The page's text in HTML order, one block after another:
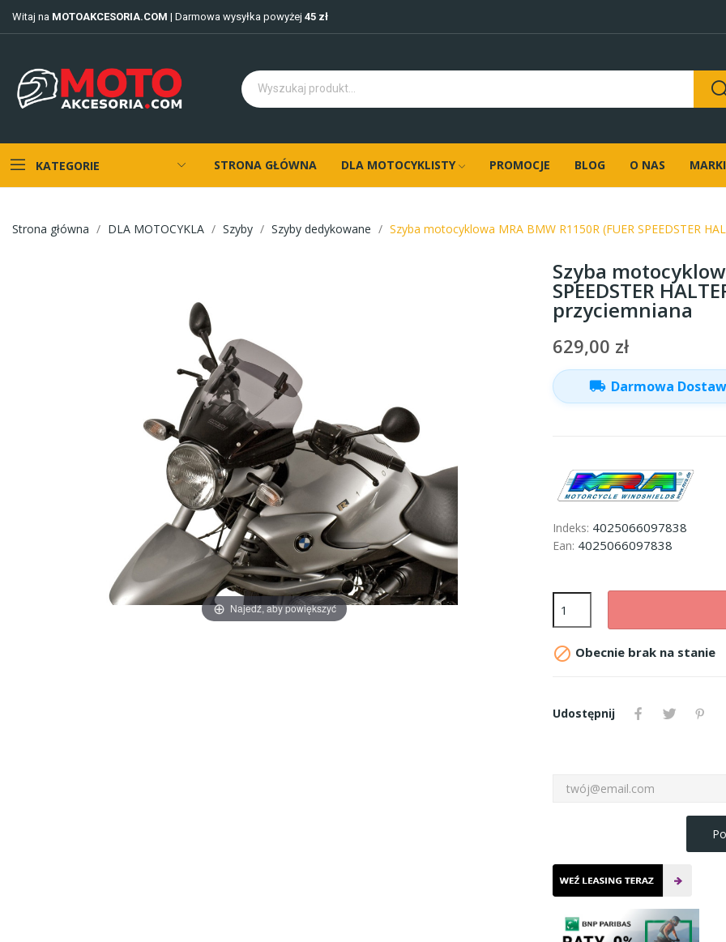
Witaj na MOTOAKCESORIA.COM | Darmowa wysyłka powyżej 45 zł
KATEGORIE STRONA GŁÓWNA DLA MOTOCYKLISTY PROMOCJE BLOG O NAS MARKI
Strona główna DLA MOTOCYKLA Szyby Szyby dedykowane Szyba motocyklowa MRA BMW R1150R (FUER SPEEDSTER
Najedź, aby powiększyć
Szyba
SPEEDSTER
przyciemniana
629,00 zł
local_shipping Darmowa
Indeks: 4025066097838
Ean: 4025066097838
 Obecnie brak na stanie
Udostępnij